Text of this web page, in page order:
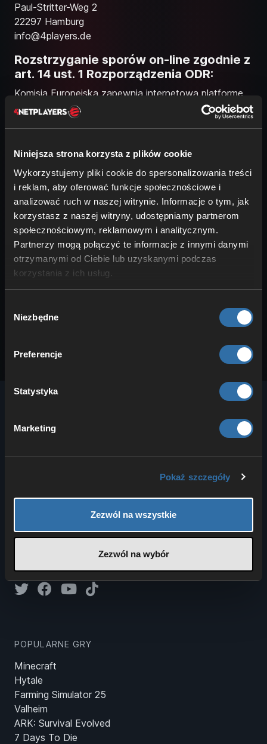
Niniejsza strona korzysta z plików cookie
Wykorzystujemy pliki cookie do spersonalizowania treści
i reklam, aby oferować funkcje społecznościowe i
analizować ruch w naszej witrynie. Informacje o tym, jak
korzystasz z naszej witryny, udostępniamy partnerom
społecznościowym, reklamowym i analitycznym.
Partnerzy mogą połączyć te informacje z innymi danymi
otrzymanymi od Ciebie lub uzyskanymi podczas
korzystania z ich usług.
zgody
Niezbędne
Preferencje
Statystyka
Marketing
Pokaż szczegóły
Zezwól na wszystkie
Zezwól na wybór
Paul-Stritter-Weg 2
22297 Hamburg
info@4players.de
Rozstrzyganie sporów on-line zgodnie z
art. 14 ust. 1 Rozporządzenia ODR:
Komisja Europejska zapewnia internetową platformę
rozwiązywania sporów (platforma OS). Można do
niego dotrzeć pod adresem
jesteśmy zobowiązani do udziału w procedurze
konsumenckiego.
A company of the Marquard Group.
wysokowydajne serwery głosowe i serwery gier dla
ponad 100 gier od ponad 20 lat.
METODY PŁATNOŚCI
SOCIAL
POPULARNE GRY
Minecraft
Hytale
Farming Simulator 25
Valheim
ARK: Survival Evolved
7 Days To Die